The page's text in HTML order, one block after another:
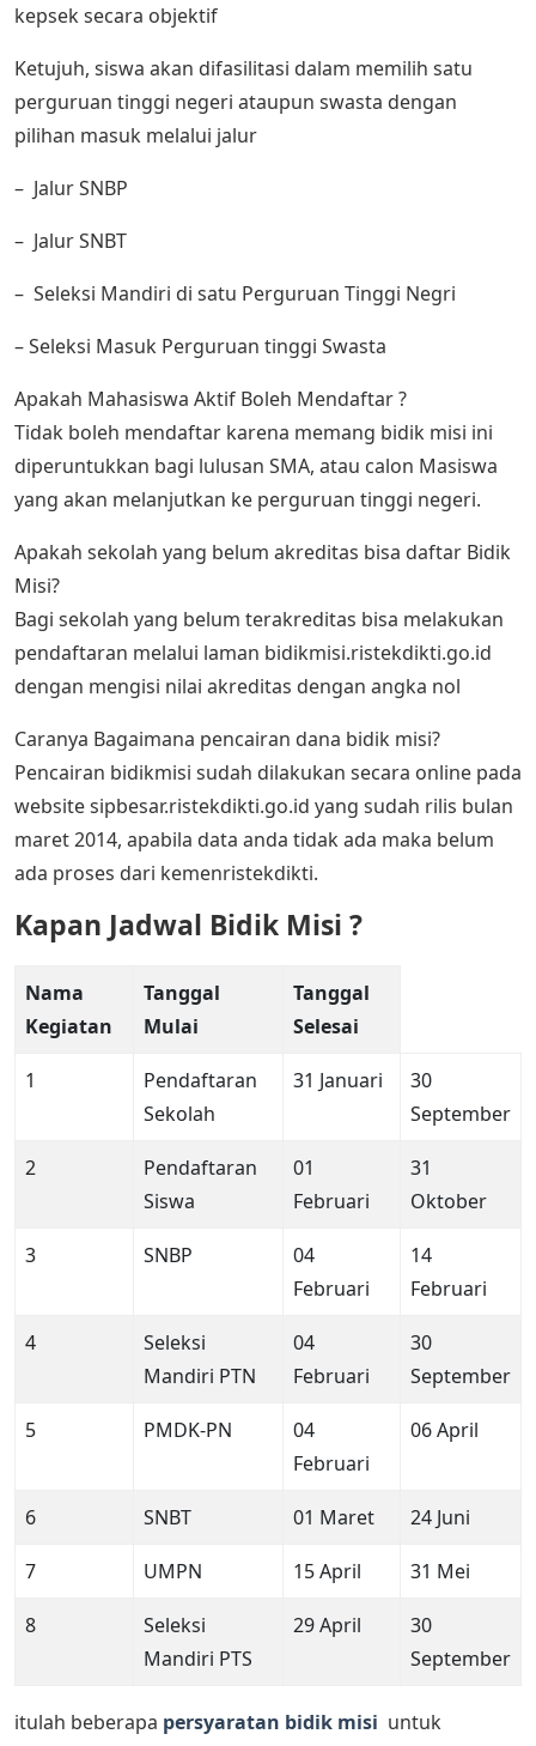
kepsek secara objektif
Ketujuh, siswa akan difasilitasi dalam memilih satu
perguruan tinggi negeri ataupun swasta dengan
pilihan masuk melalui jalur
– Jalur SNBP
– Jalur SNBT
– Seleksi Mandiri di satu Perguruan Tinggi Negri
– Seleksi Masuk Perguruan tinggi Swasta
Apakah Mahasiswa Aktif Boleh Mendaftar ?
Tidak boleh mendaftar karena memang bidik misi ini
diperuntukkan bagi lulusan SMA, atau calon Masiswa
yang akan melanjutkan ke perguruan tinggi negeri.
Apakah sekolah yang belum akreditas bisa daftar Bidik
Misi?
Bagi sekolah yang belum terakreditas bisa melakukan
pendaftaran melalui laman bidikmisi.ristekdikti.go.id
dengan mengisi nilai akreditas dengan angka nol
Caranya Bagaimana pencairan dana bidik misi?
Pencairan bidikmisi sudah dilakukan secara online pada
website sipbesar.ristekdikti.go.id yang sudah rilis bulan
maret 2014, apabila data anda tidak ada maka belum
ada proses dari kemenristekdikti.
Kapan Jadwal Bidik Misi ?
Nama
Kegiatan
Tanggal
Mulai
Tanggal
Selesai
1
Pendaftaran
Sekolah
31 Januari
30
September
2
Pendaftaran
Siswa
01
Februari
31
Oktober
3 SNBP
04
Februari
14
Februari
4
Seleksi
Mandiri PTN
04
Februari
30
September
5 PMDK-PN
04
Februari
06 April
6 SNBT 01 Maret 24 Juni
7 UMPN 15 April 31 Mei
8
Seleksi
Mandiri PTS
29 April
30
September
itulah beberapa persyaratan bidik misi untuk